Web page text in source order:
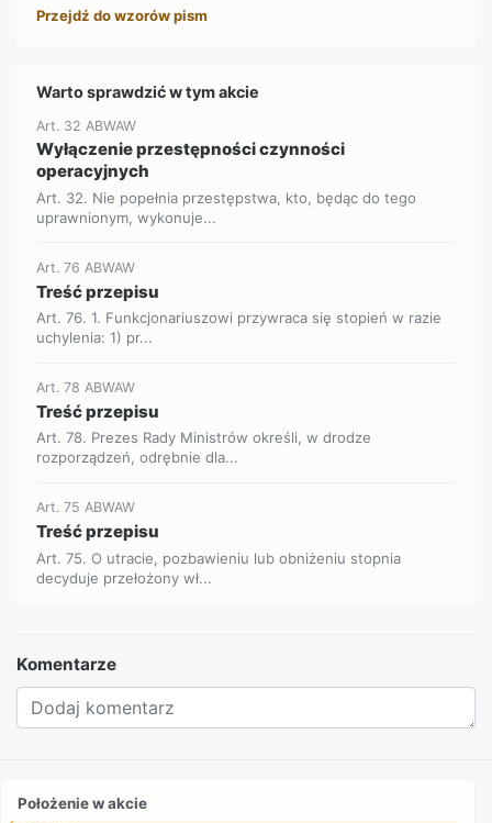
Przejdź do wzorów pism
Warto sprawdzić w tym akcie
Art. 32 ABWAW
Wyłączenie przestępności czynności
operacyjnych
Art. 32. Nie popełnia przestępstwa, kto, będąc do tego
uprawnionym, wykonuje...
Art. 76 ABWAW
Treść przepisu
Art. 76. 1. Funkcjonariuszowi przywraca się stopień w razie
uchylenia: 1) pr...
Art. 78 ABWAW
Treść przepisu
Art. 78. Prezes Rady Ministrów określi, w drodze
rozporządzeń, odrębnie dla...
Art. 75 ABWAW
Treść przepisu
Art. 75. O utracie, pozbawieniu lub obniżeniu stopnia
decyduje przełożony wł...
Komentarze
Położenie w akcie